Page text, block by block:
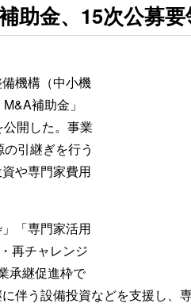
助金、15次公募
機構（中小機
補助金」
公開した。事業
引継ぎを行う
や専門家費用
「専門家活用
再チャレンジ
承継促進枠で
伴う設備投資などを支援し、